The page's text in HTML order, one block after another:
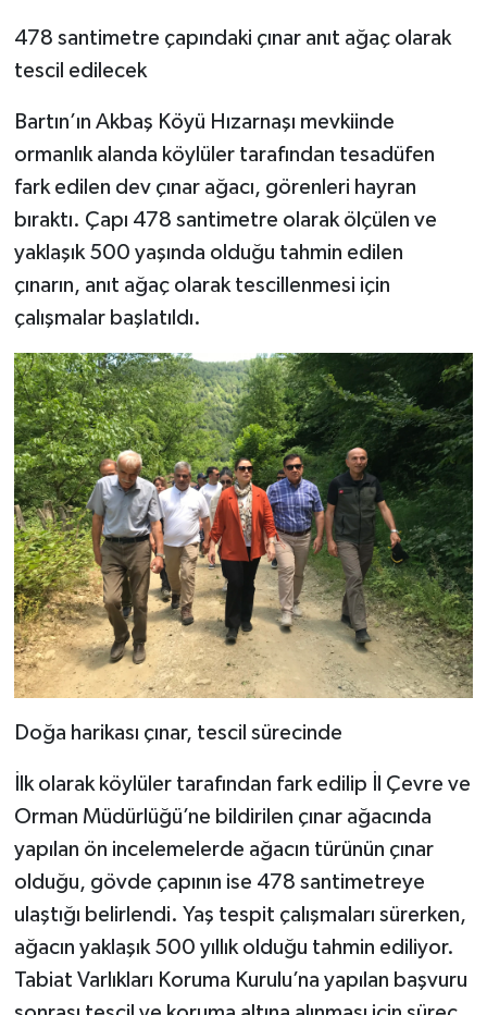
478 santimetre çapındaki çınar anıt ağaç olarak
tescil edilecek
Bartın’ın Akbaş Köyü Hızarnaşı mevkiinde
ormanlık alanda köylüler tarafından tesadüfen
fark edilen dev çınar ağacı, görenleri hayran
bıraktı. Çapı 478 santimetre olarak ölçülen ve
yaklaşık 500 yaşında olduğu tahmin edilen
çınarın, anıt ağaç olarak tescillenmesi için
çalışmalar başlatıldı.
Doğa harikası çınar, tescil sürecinde
İlk olarak köylüler tarafından fark edilip İl Çevre ve
Orman Müdürlüğü’ne bildirilen çınar ağacında
yapılan ön incelemelerde ağacın türünün çınar
olduğu, gövde çapının ise 478 santimetreye
ulaştığı belirlendi. Yaş tespit çalışmaları sürerken,
ağacın yaklaşık 500 yıllık olduğu tahmin ediliyor.
Tabiat Varlıkları Koruma Kurulu’na yapılan başvuru